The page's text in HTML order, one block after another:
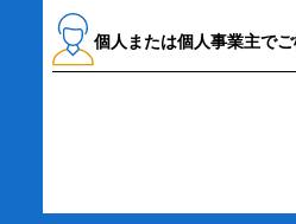
個人または個人事業主で